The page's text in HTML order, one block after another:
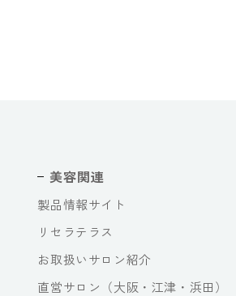
美容関連
製品情報サイト
リセラテラス
お取扱いサロン紹介
直営サロン（大阪・江津・浜田）